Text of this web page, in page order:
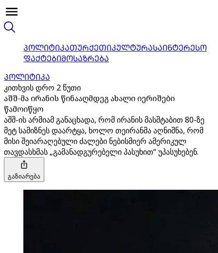
ᲞᲝᲚᲘᲢᲘᲙᲐᲗᲣᲠᲥᲔᲗᲘᲙᲣᲚᲢᲣᲠᲐᲡᲐᲘᲜᲢᲔᲠᲔᲡᲝ
ᲤᲐᲥᲢᲔᲑᲘᲛᲝᲡᲐᲖᲠᲔᲑᲐ
ᲞᲝᲚᲘᲢᲘᲙᲐ
კითხვის დრო 2 წუთი
აშშ-მა ირანის წინააღმდეგ ახალი იერიშები
წამოიწყო
აშშ-ის არმიამ განაცხადა, რომ ირანის მასშტაბით 80-ზე
მეტ სამიზნეს დაარტყა, ხოლო თეირანმა აღნიშნა, რომ
მისი შეიარაღებული ძალები ნებისმიერ ამერიკულ
თავდასხმას „გამანადგურებელი პასუხით“ უპასუხებენ.
გაზიარება